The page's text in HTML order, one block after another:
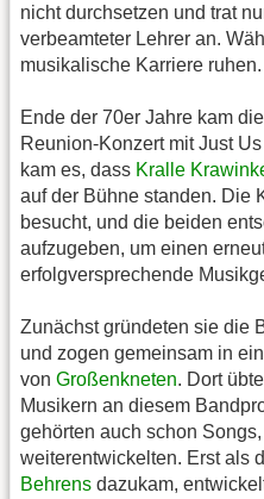
nicht durchsetzen und trat
verbeamteter Lehrer an.
musikalische Karriere ruhen.
Ende der 70er Jahre kam
Reunion-Konzert mit Just
kam es, dass Kralle
auf der Bühne standen. Die
besucht, und die beiden
aufzugeben, um einen
erfolgversprechende
Zunächst gründeten sie die
und zogen gemeinsam in
von Großenkneten. Dort
Musikern an diesem
gehörten auch schon
weiterentwickelten. Erst als
Behrens dazukam,